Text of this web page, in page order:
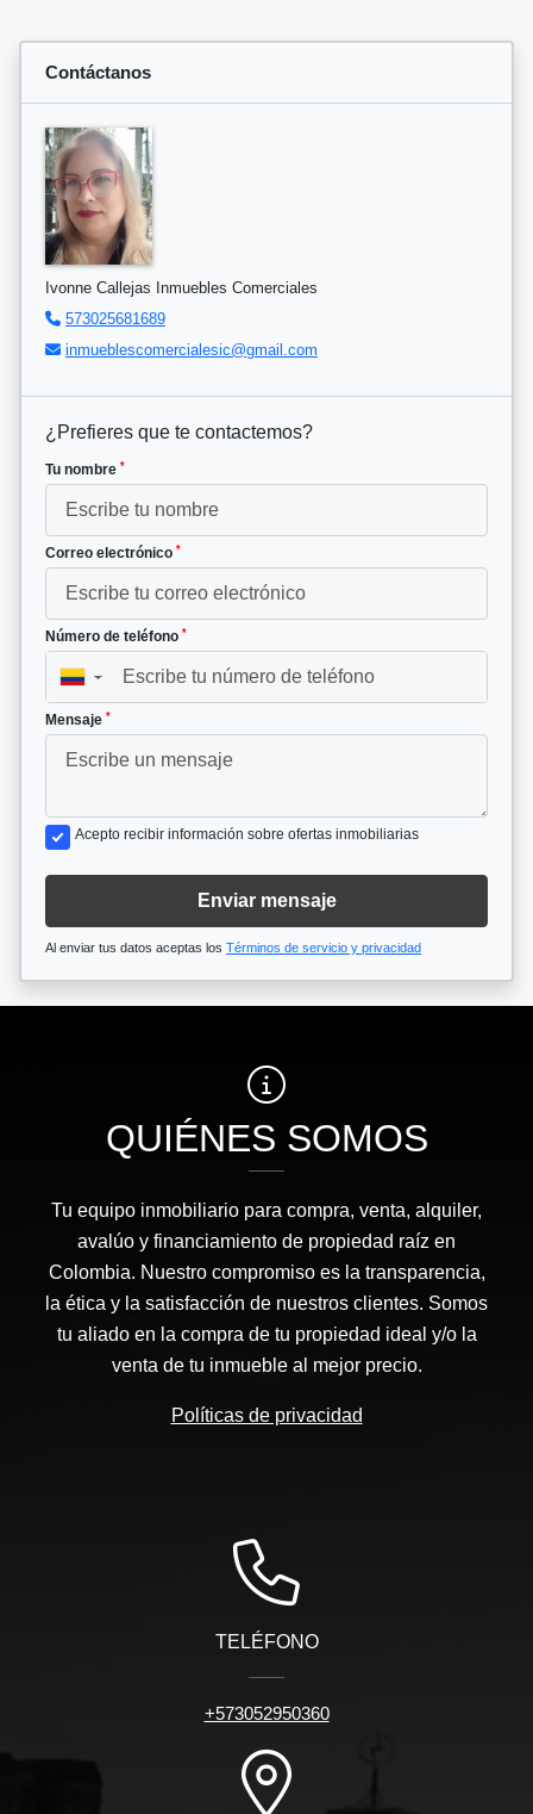
Contáctanos
Ivonne Callejas Inmuebles Comerciales
573025681689
inmueblescomercialesic@gmail.com
¿Prefieres que te contactemos?
Tu nombre *
Correo electrónico *
Número de teléfono *
▼
Mensaje *
Acepto recibir información sobre ofertas inmobiliarias
Enviar mensaje
Al enviar tus datos aceptas los Términos de servicio y privacidad
QUIÉNES SOMOS
Tu equipo inmobiliario para compra, venta, alquiler,
avalúo y financiamiento de propiedad raíz en
Colombia. Nuestro compromiso es la transparencia,
la ética y la satisfacción de nuestros clientes. Somos
tu aliado en la compra de tu propiedad ideal y/o la
venta de tu inmueble al mejor precio.
Políticas de privacidad
TELÉFONO
+573052950360